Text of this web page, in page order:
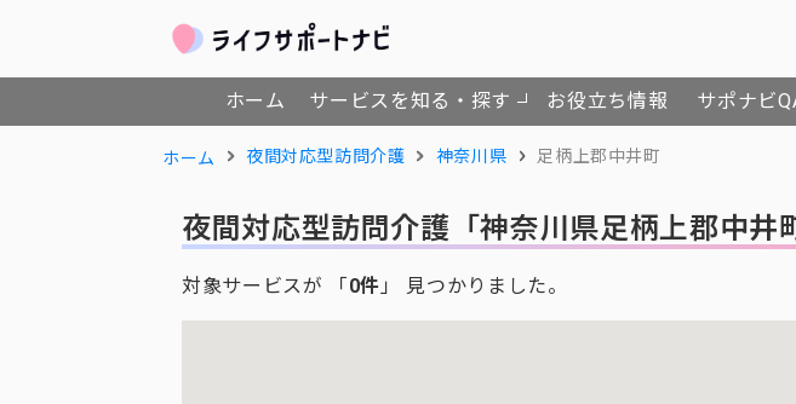
ホーム サービスを知る・探す お役立ち情報 サポナビ
ホーム 夜間対応型訪問介護 神奈川県 足柄上郡中井町
夜間対応型訪問介護 「神奈川県足柄上郡中井
対象サービスが 「0件 」 見つかりました。